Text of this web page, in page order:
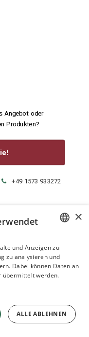
Angebot oder
Produkten?
+49 1573 933272
ENGLISH
×
und Anzeigen zu
zu analysieren und
Dabei können Daten an
übermittelt werden.
ALLE ABLEHNEN